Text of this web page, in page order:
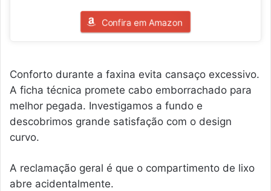
Confira em Amazon
Conforto durante a faxina evita cansaço excessivo.
A ficha técnica promete cabo emborrachado para
melhor pegada. Investigamos a fundo e
descobrimos grande satisfação com o design
curvo.
A reclamação geral é que o compartimento de lixo
abre acidentalmente.